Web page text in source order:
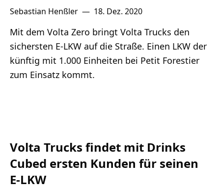
Sebastian Henßler — 18. Dez. 2020
Mit dem Volta Zero bringt Volta Trucks den
sichersten E-LKW auf die Straße. Einen LKW der
künftig mit 1.000 Einheiten bei Petit Forestier
zum Einsatz kommt.
Volta Trucks findet mit Drinks
Cubed ersten Kunden für seinen
E-LKW